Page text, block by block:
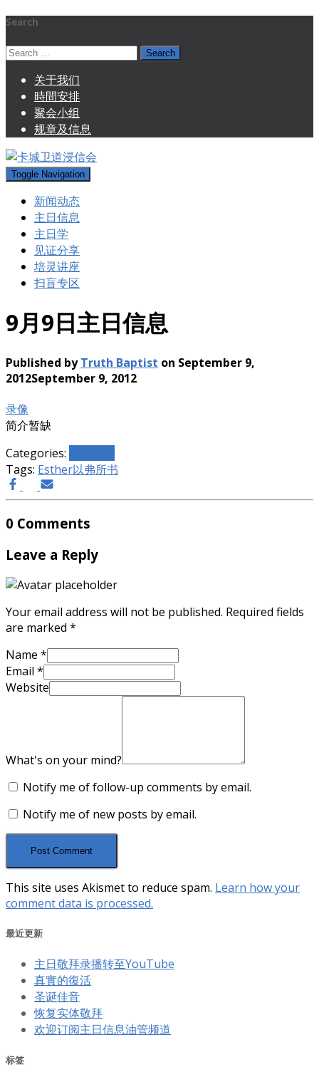
Search
Search
关于我们
時間安排
聚会小组
规章及信息
Toggle Navigation
新闻动态
主日信息
主日学
见证分享
培灵讲座
扫盲专区
9月9日主日信息
Published byTruth Baptist on September 9,
2012September 9, 2012
录像
简介暂缺
Categories:
Tags: Esther以弗所书
0 Comments
Leave a Reply
Your email address will not be published. Required fields
are marked *
Name *
Email *
Website
What's on your mind?
Notify me of follow-up comments by email.
Notify me of new posts by email.
This site uses Akismet to reduce spam. Learn how your
comment data is processed.
最近更新
主日敬拜录播转至YouTube
真實的復活
圣诞佳音
恢复实体敬拜
欢迎订阅主日信息油管频道
标签